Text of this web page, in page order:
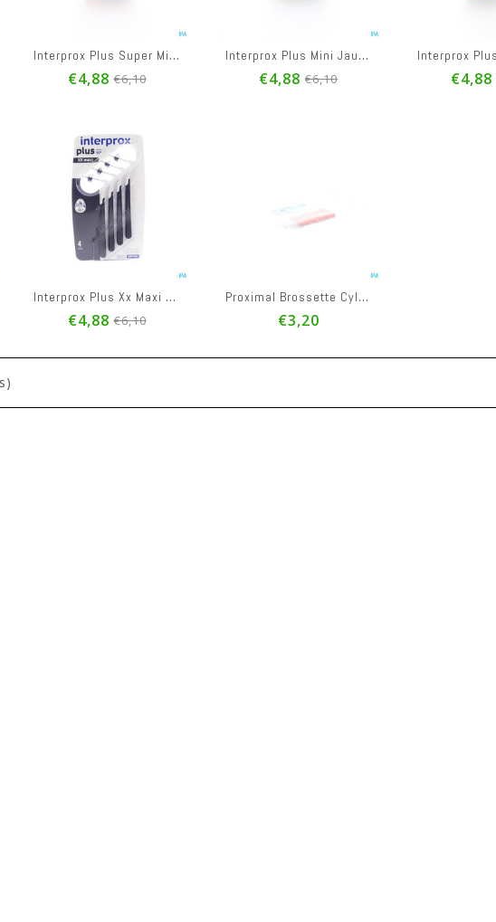
Interprox Plus Super Micro Orange Interd. 6 1460
€4,88 €6,10
Interprox Plus Mini Jaune Interd. 6 1350
€4,88 €6,10 €4,88
Interprox Plus Xx Maxi Noir Interd. 4 1070
€4,88 €6,10
Proximal Brossette Cylindrique Fine Red 5
€3,20